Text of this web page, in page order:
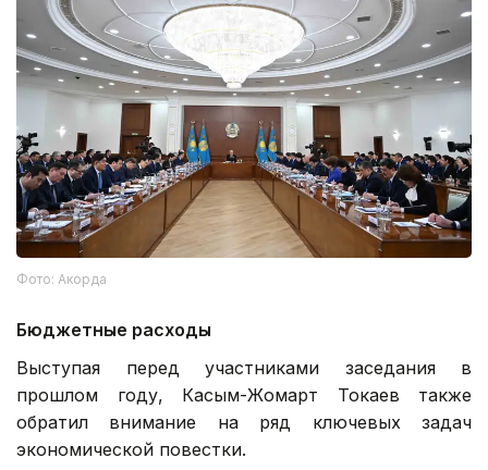
Фото: Акорда
Бюджетные расходы
Выступая перед участниками заседания в
прошлом году, Касым-Жомарт Токаев также
обратил внимание на ряд ключевых задач
экономической повестки.